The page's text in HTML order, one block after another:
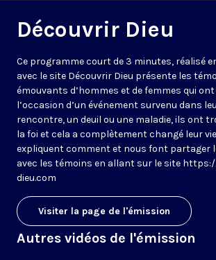
Découvrir Dieu
Ce programme court de 3 minutes, réalisé
avec le site Découvrir Dieu présente les
émouvants d’hommes et de femmes qui
l’occasion d’un événement survenu dans
rencontre, un deuil ou une maladie, ils ont
la foi et cela a complètement changé leur
expliquent comment et nous font partager
avec les témoins en allant sur le site
dieu.com
Visiter la page de l'émission
Autres vidéos de l'émission